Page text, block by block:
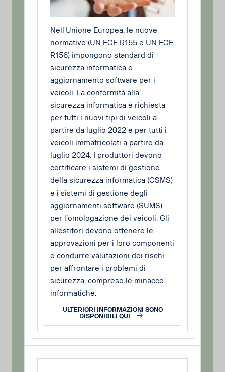
Nell'Unione Europea, le nuove
normative (UN ECE R155 e UN ECE
R156) impongono standard di
sicurezza informatica e
aggiornamento software per i
veicoli. La conformità alla
sicurezza informatica è richiesta
per tutti i nuovi tipi di veicoli a
partire da luglio 2022 e per tutti i
veicoli immatricolati a partire da
luglio 2024. I produttori devono
certificare i sistemi di gestione
della sicurezza informatica (CSMS)
e i sistemi di gestione degli
aggiornamenti software (SUMS)
per l’omologazione dei veicoli. Gli
allestitori devono ottenere le
approvazioni per i loro componenti
e condurre valutazioni dei rischi
per affrontare i problemi di
sicurezza, comprese le minacce
informatiche.
ULTERIORI INFORMAZIONI SONO
DISPONIBILI QUI